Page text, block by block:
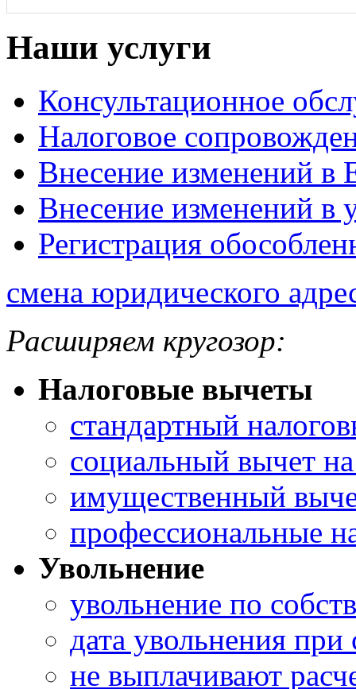
Наши услуги
Консультационное
Налоговое
Внесение изменений
Внесение изменений в
Регистрация
смена юридического
Расширяем кругозор:
Налоговые вычеты
стандартный
социальный вычет
имущественный
профессиональные
Увольнение
увольнение по
дата увольнения
не выплачивают